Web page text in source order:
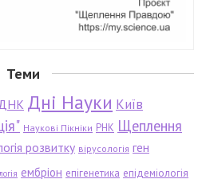
Теми
Дні Науки Київ
Наукові Пікніки РНК Щеплення
розвитку вірусологія ген
ембріон епігенетика епідеміологія